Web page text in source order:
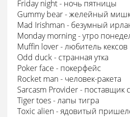
Friday night - ночь пятницы
Gummy bear - желейный
Mad Irishman - безумный
Monday morning - утро
Muffin lover - любитель кексов
Odd duck - странная утка
Poker face - покерфейс
Rocket man - человек-ракета
Sarcasm Provider - поставщик
Tiger toes - лапы тигра
Toxic alien - ядовитый